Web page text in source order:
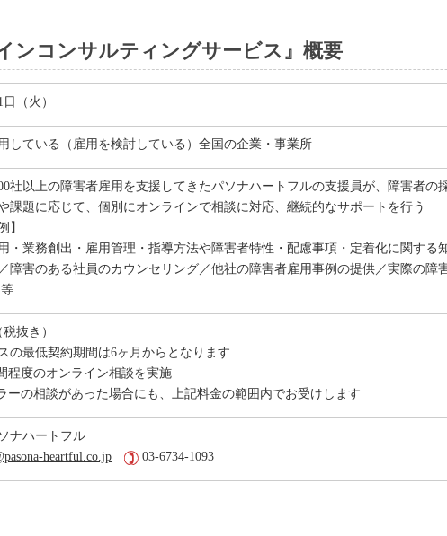
ンコンサルティングサービス』概要
日（火）
している（雇用を検討している）全国の企業・事業所
社以上の障害者雇用を支援してきたパソナハートフルの支援員が、障害者の
課題に応じて、個別にオンラインで相談に対応、継続的なサポートを行う
】
・業務創出・雇用管理・指導方法や障害者特性・配慮事項・定着化に関する
障害のある社員のカウンセリング／他社の障害者雇用事例の提供／実際の障
税抜き）
の最低契約期間は6ヶ月からとなります
程度のオンライン相談を実施
ーの相談があった場合にも、上記料金の範囲内でお受けします
ナハートフル
heartful.co.jp
03-6734-1093